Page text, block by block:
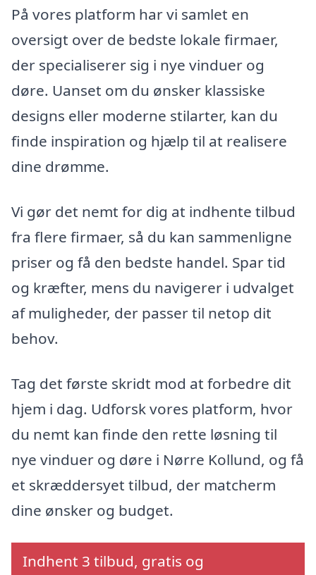
På vores platform har vi samlet en
oversigt over de bedste lokale firmaer,
der specialiserer sig i nye vinduer og
døre. Uanset om du ønsker klassiske
designs eller moderne stilarter, kan du
finde inspiration og hjælp til at realisere
dine drømme.
Vi gør det nemt for dig at indhente tilbud
fra flere firmaer, så du kan sammenligne
priser og få den bedste handel. Spar tid
og kræfter, mens du navigerer i udvalget
af muligheder, der passer til netop dit
behov.
Tag det første skridt mod at forbedre dit
hjem i dag. Udforsk vores platform, hvor
du nemt kan finde den rette løsning til
nye vinduer og døre i Nørre Kollund, og få
et skræddersyet tilbud, der matcherm
dine ønsker og budget.
Indhent 3 tilbud, gratis og